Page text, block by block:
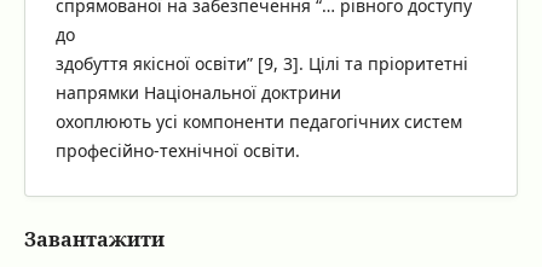
спрямованої на забезпечення “… рівного доступу
до
здобуття якісної освіти” [9, 3]. Цілі та пріоритетні
напрямки Національної доктрини
охоплюють усі компоненти педагогічних систем
професійно-технічної освіти.
Завантажити